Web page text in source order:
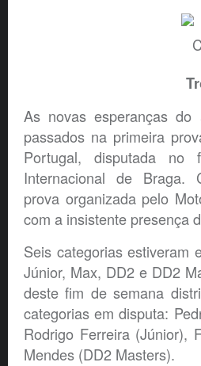
As novas esperanças do
passados na primeira
Portugal, disputada no
Internacional de
prova organizada pelo
com a insistente presença
Seis categorias estiveram
Júnior, Max, DD2 e DD2
deste fim de semana
categorias em disputa:
Rodrigo Ferreira (Júnior),
Mendes (DD2 Masters).